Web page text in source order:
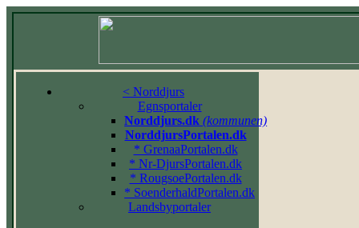
< Norddjurs
Egnsportaler
Norddjurs.dk (kommunen)
NorddjursPortalen.dk
* GrenaaPortalen.dk
* Nr-DjursPortalen.dk
* RougsoePortalen.dk
* SoenderhaldPortalen.dk
Landsbyportaler